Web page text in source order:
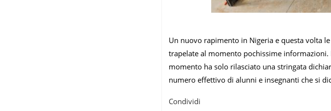
Un nuovo rapimento in Nigeria e questa volta
trapelate al momento pochissime
momento ha solo rilasciato una stringata
numero effettivo di alunni e insegnanti che si
Condividi